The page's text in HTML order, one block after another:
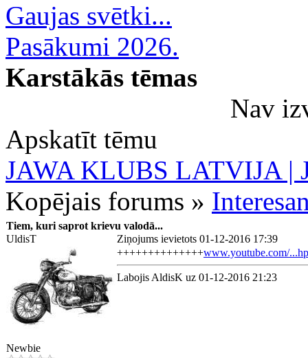
Gaujas svētki...
Pasākumi 2026.
Karstākās tēmas
Nav
Apskatīt tēmu
JAWA KLUBS LATVIJA |
Kopējais forums »
Tiem, kuri saprot krievu valodā...
UldisT
Ziņojums ievietots 01-12-2016 17:39
Newbie
++++++++++++++www.youtube.com/
Labojis AldisK uz 01-12-2016 21:23